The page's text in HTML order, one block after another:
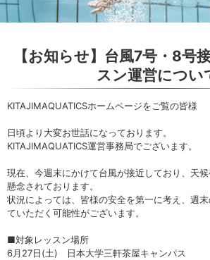
【お知らせ】台風7号・8号
スン運営につい
KITAJIMAQUATICSホームページをご覧の皆様
日頃より大変お世話になっております。
KITAJIMAQUATICS運営事務局でございます。
現在、今週末にかけて台風が接近しており、天
懸念されております。
状況によっては、皆様の安全を第一に考え、週
ていただく可能性がございます。
■対象レッスン場所
6月27日(土) 日本大学三軒茶屋キャンパス